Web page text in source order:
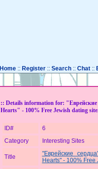
Home :: Register:: Search :: Chat ::
:: Details information for: "Еврейские
Hearts" - 100% Free Jewish dating
ID#
6
Category
Interesting Sites
Title
"Еврейские
Hearts" - 100%